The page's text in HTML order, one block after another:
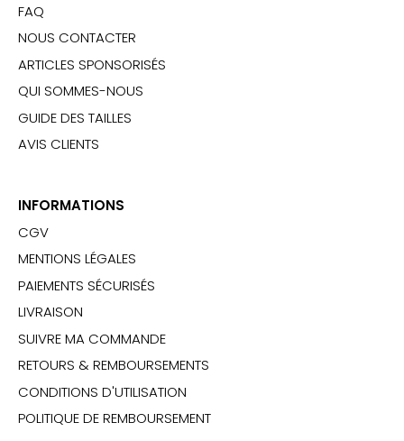
FAQ
NOUS CONTACTER
ARTICLES SPONSORISÉS
QUI SOMMES-NOUS
GUIDE DES TAILLES
AVIS CLIENTS
INFORMATIONS
CGV
MENTIONS LÉGALES
PAIEMENTS SÉCURISÉS
LIVRAISON
SUIVRE MA COMMANDE
RETOURS & REMBOURSEMENTS
CONDITIONS D'UTILISATION
POLITIQUE DE REMBOURSEMENT